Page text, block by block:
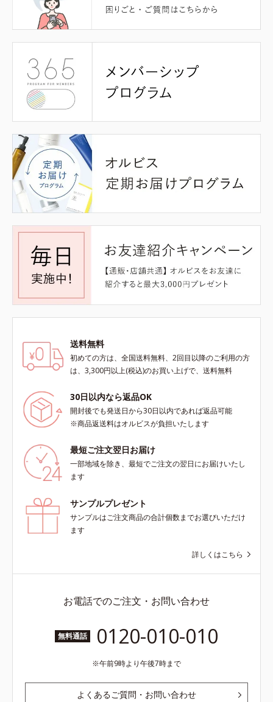
送料無料
初めての方は、全国送料無料、2回目以降のご利用の方
は、3,300円以上(税込)のお買い上げで、送料無料
30日以内なら返品OK
開封後でも発送日から30日以内であれば返品可能
※商品返送料はオルビスが負担いたします
最短ご注文翌日お届け
一部地域を除き、最短でご注文の翌日にお届けいたし
ます
サンプルプレゼント
サンプルはご注文商品の合計個数までお選びいただけ
ます
詳しくはこちら
お電話でのご注文・お問い合わせ
無料通話 0120-010-010
午前9時より午後7時まで
よくあるご質問・お問い合わせ